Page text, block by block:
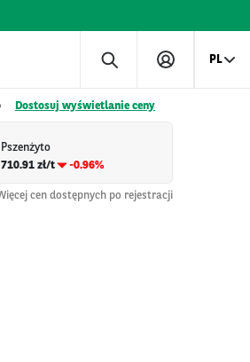
PL
Dostosuj wyświetlanie ceny
Pszenżyto
710.91 zł/t
-0.96%
cen dostępnych po rejestracji